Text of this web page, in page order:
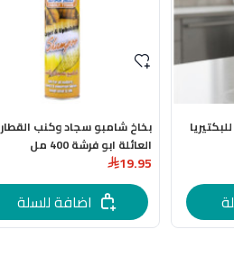
بخاخ شامبو سجاد وكنب القطار
العائلة ابو فرشة 400 مل
19.95
اضافة للسلة